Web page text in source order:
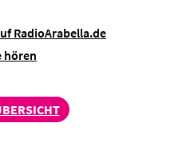
RadioArabella.de
hören